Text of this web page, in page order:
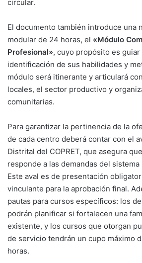
circular.
El documento también introduce una
modular de 24 horas, el «Módulo
Profesional», cuyo propósito es
identificación de sus habilidades y
módulo será itinerante y articulará
locales, el sector productivo y
comunitarias.
Para garantizar la pertinencia de la
de cada centro deberá contar con el
Distrital del COPRET, que asegura
responde a las demandas del
Este aval es de presentación
vinculante para la aprobación final.
pautas para cursos específicos: los
podrán planificar si fortalecen una
existente, y los cursos que otorgan
de servicio tendrán un cupo máximo
horas.